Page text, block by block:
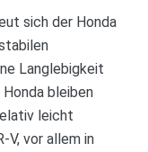
sich der Honda
Langlebigkeit
bleiben
leicht
V, vor allem in